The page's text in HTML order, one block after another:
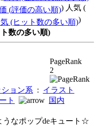
) 人気 (
)
数の多い順)
PageRank
2
ョン系 : イラスト
ト
国内
うなポップdeキュート☆